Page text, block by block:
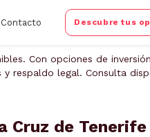
Contacto Descubre tus
Con opciones de
respaldo legal. Consulta
Cruz de Tenerife